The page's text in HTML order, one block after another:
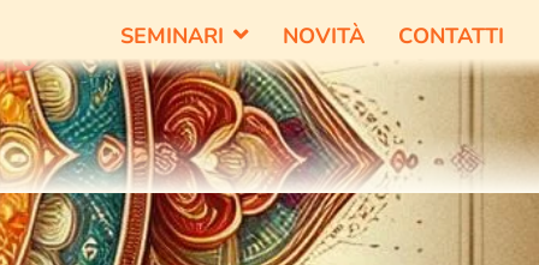
SEMINARI NOVITÀ CONTATTI